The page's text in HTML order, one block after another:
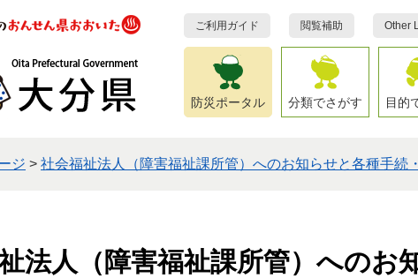
ご利用ガイド 閲覧補助 Other
防災ポータル 分類でさがす 目的
ジ > 社会福祉法人（障害福祉課所管）へのお知らせと各種手続
法人（障害福祉課所管）へのお